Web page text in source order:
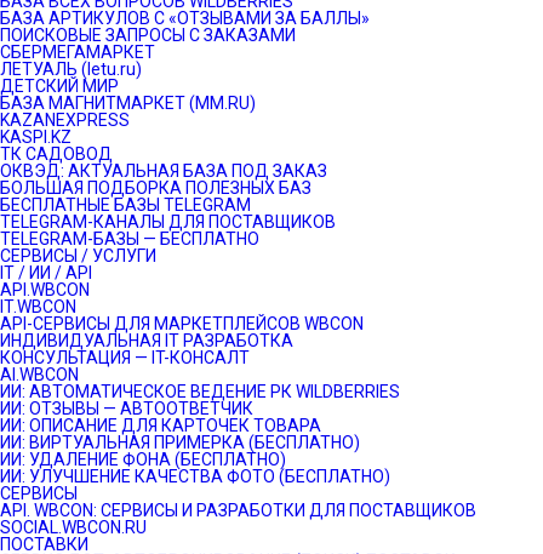
БАЗА АРТИКУЛОВ С «ОТЗЫВАМИ ЗА БАЛЛЫ»
ПОИСКОВЫЕ ЗАПРОСЫ С ЗАКАЗАМИ
СБЕРМЕГАМАРКЕТ
ЛЕТУАЛЬ (letu.ru)
ДЕТСКИЙ МИР
БАЗА МАГНИТМАРКЕТ (MM.RU)
KAZANEXPRESS
KASPI.KZ
ТК САДОВОД
ОКВЭД: АКТУАЛЬНАЯ БАЗА ПОД ЗАКАЗ
БОЛЬШАЯ ПОДБОРКА ПОЛЕЗНЫХ БАЗ
БЕСПЛАТНЫЕ БАЗЫ TELEGRAM
TELEGRAM-КАНАЛЫ ДЛЯ ПОСТАВЩИКОВ
TELEGRAM-БАЗЫ — БЕСПЛАТНО
СЕРВИСЫ / УСЛУГИ
IT / ИИ / API
API.WBCON
IT.WBCON
API-СЕРВИСЫ ДЛЯ МАРКЕТПЛЕЙСОВ WBCON
ИНДИВИДУАЛЬНАЯ IT РАЗРАБОТКА
КОНСУЛЬТАЦИЯ — IT-КОНСАЛТ
AI.WBCON
ИИ: АВТОМАТИЧЕСКОЕ ВЕДЕНИЕ РК WILDBERRIES
ИИ: ОТЗЫВЫ — АВТООТВЕТЧИК
ИИ: ОПИСАНИЕ ДЛЯ КАРТОЧЕК ТОВАРА
ИИ: ВИРТУАЛЬНАЯ ПРИМЕРКА (БЕСПЛАТНО)
ИИ: УДАЛЕНИЕ ФОНА (БЕСПЛАТНО)
ИИ: УЛУЧШЕНИЕ КАЧЕСТВА ФОТО (БЕСПЛАТНО)
СЕРВИСЫ
API. WBCON: СЕРВИСЫ И РАЗРАБОТКИ ДЛЯ ПОСТАВЩИКОВ
SOCIAL.WBCON.RU
ПОСТАВКИ